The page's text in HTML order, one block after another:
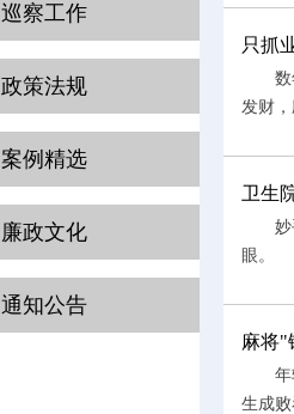
巡察工作
政策法规
案例精选
廉政文化
通知公告
只抓
数年
发财
卫生
妙手
眼。
麻将"
年轻
生成